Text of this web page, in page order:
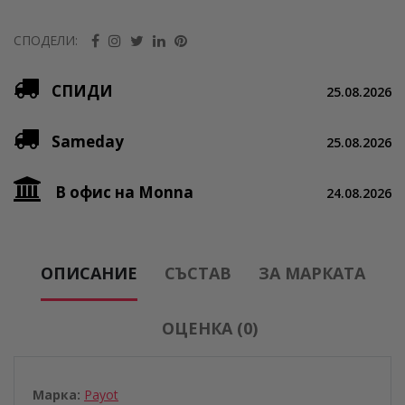
СПОДЕЛИ:
СПИДИ 25.08.2026
Sameday 25.08.2026
В офис на Monna 24.08.2026
ОПИСАНИЕ СЪСТАВ ЗА МАРКАТА
ОЦЕНКА (0)
Марка: Payot